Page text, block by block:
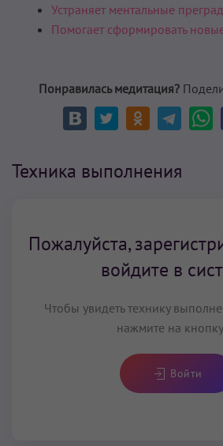
Устраняет ментальные
Помогает сформировать
Понравилась медитация?
Техника выполнения
Пожалуйста,
войдите в
Чтобы увидеть технику
нажмите на
Войти